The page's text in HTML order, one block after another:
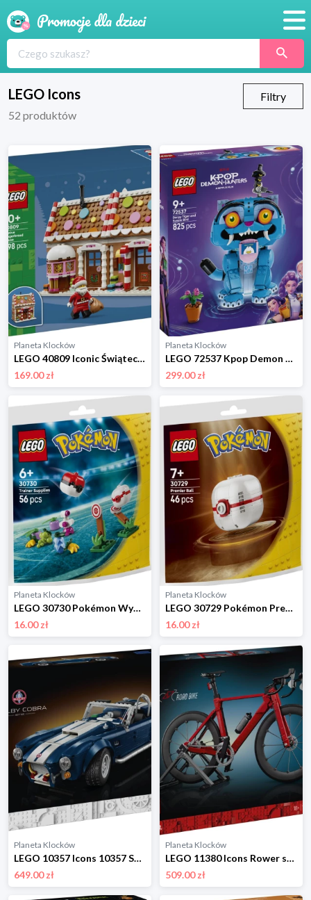
Blog
Wyprawka
LEGO Icons
Filtry
52 produktów
Planeta Klocków
LEGO 40809 Iconic Świąteczna chatka z piernika Lego
169.00 zł
Planeta Klocków
LEGO 72537 Kpop Demon Hunters Tygrys Derpy i Sroka Sussie Lego
299.00 zł
Planeta Klocków
LEGO 30730 Pokémon Wyposażenie Trenera Lego
16.00 zł
Planeta Klocków
LEGO 30729 Pokémon Premierball Lego
16.00 zł
Planeta Klocków
LEGO 10357 Icons 10357 Shelby Cobra 427 S/C Lego
649.00 zł
Planeta Klocków
LEGO 11380 Icons Rower szosowy Lego
509.00 zł